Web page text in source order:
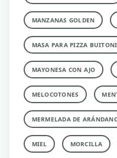
MANZANAS GOLDEN
MASA PARA PIZZA BUITONI
MAYONESA CON AJO
MELOCOTONES
MERMELADA DE
MIEL MORCILLA